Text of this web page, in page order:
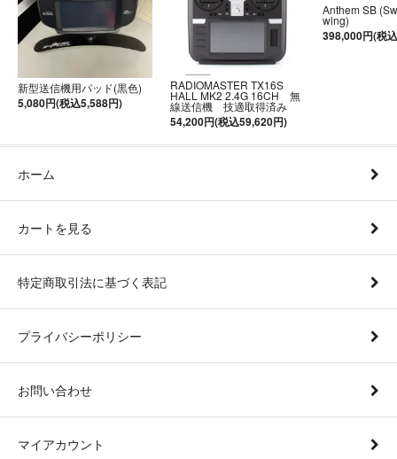
新型送信機用パッド(黒色)
5,080円(税込5,588円)
RADIOMASTER TX16S
HALL MK2 2.4G 16CH 無
線送信機 技適取得済み
54,200円(税込59,620円)
Anthem SB
wing)
398,000円(税
ホーム
カートを見る
特定商取引法に基づく表記
プライバシーポリシー
お問い合わせ
マイアカウント